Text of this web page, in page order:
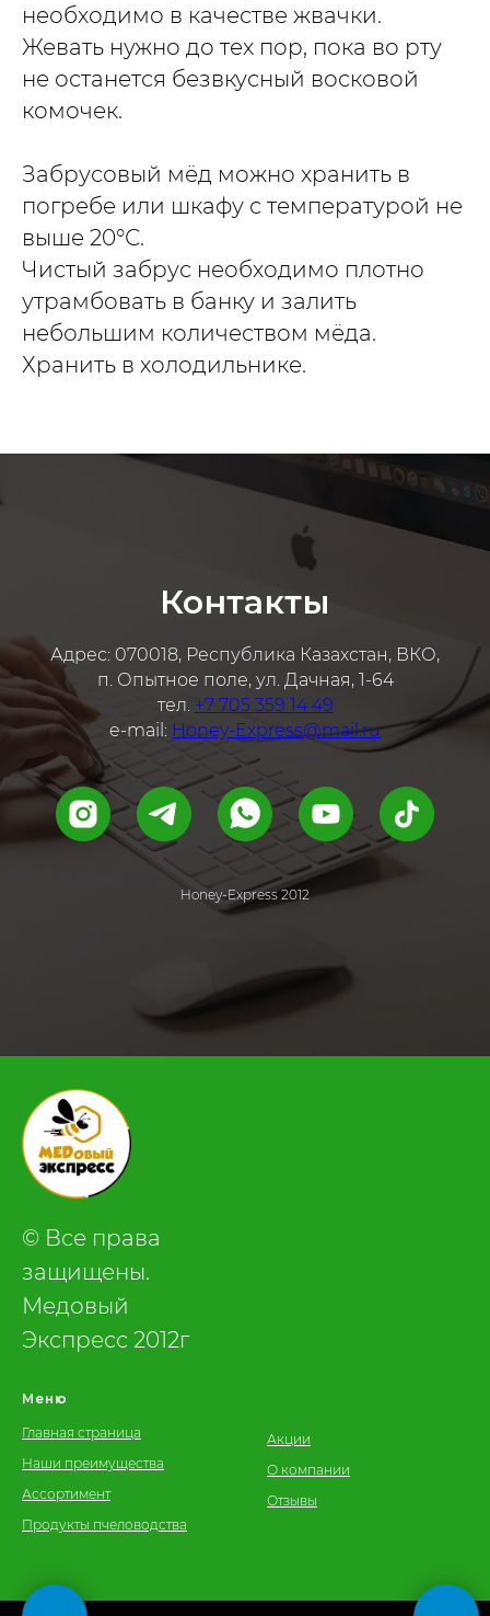
необходимо в качестве жвачки.
Жевать нужно до тех пор, пока во рту
не останется безвкусный восковой
комочек.
Забрусовый мёд можно хранить в
погребе или шкафу с температурой не
выше 20°С.
Чистый забрус необходимо плотно
утрамбовать в банку и залить
небольшим количеством мёда.
Хранить в холодильнике.
Контакты
Адрес: 070018, Республика Казахстан, ВКО,
п. Опытное поле, ул. Дачная, 1-64
тел. +7 705 359 14 49
e-mail: Honey-Express@mail.ru
Honey-Express 2012
© Все права
защищены.
Медовый
Экспресс 2012г
Меню
Главная страница
Наши преимущества
Ассортимент
Продукты пчеловодства
Акции
О компании
Отзывы